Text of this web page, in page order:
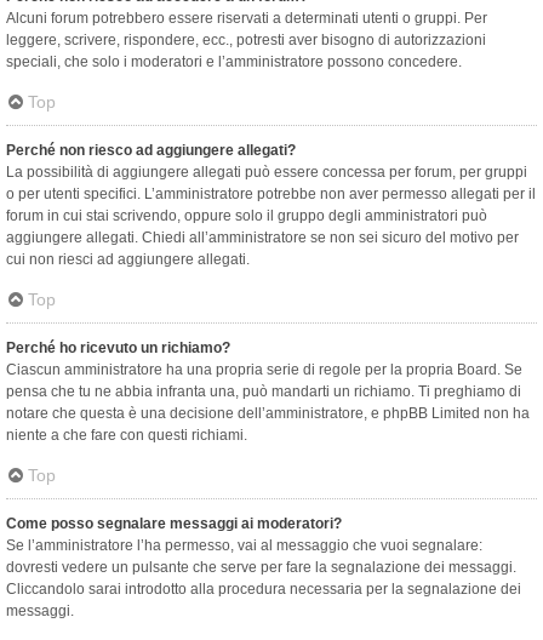
Alcuni forum potrebbero essere riservati a determinati utenti o gruppi. Per
leggere, scrivere, rispondere, ecc., potresti aver bisogno di autorizzazioni
speciali, che solo i moderatori e l’amministratore possono concedere.
Top
Perché non riesco ad aggiungere allegati?
La possibilità di aggiungere allegati può essere concessa per forum, per gruppi
o per utenti specifici. L’amministratore potrebbe non aver permesso allegati per il
forum in cui stai scrivendo, oppure solo il gruppo degli amministratori può
aggiungere allegati. Chiedi all’amministratore se non sei sicuro del motivo per
cui non riesci ad aggiungere allegati.
Top
Perché ho ricevuto un richiamo?
Ciascun amministratore ha una propria serie di regole per la propria Board. Se
pensa che tu ne abbia infranta una, può mandarti un richiamo. Ti preghiamo di
notare che questa è una decisione dell’amministratore, e phpBB Limited non ha
niente a che fare con questi richiami.
Top
Come posso segnalare messaggi ai moderatori?
Se l’amministratore l’ha permesso, vai al messaggio che vuoi segnalare:
dovresti vedere un pulsante che serve per fare la segnalazione dei messaggi.
Cliccandolo sarai introdotto alla procedura necessaria per la segnalazione dei
messaggi.